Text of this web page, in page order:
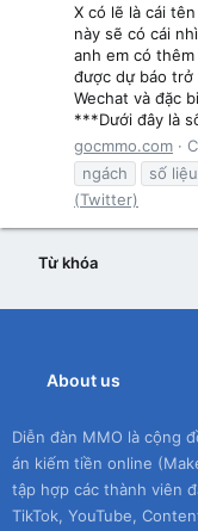
X có lẽ là cái
này sẽ có cái
anh em có thêm
được dự báo
Wechat và đặc
***Dưới đây là
gocmmo.com
ngách
số liệu
(Twitter)
Từ khóa
About us
Diễn đàn MMO là cộng
án kiếm tiền online
tập hợp các thành viên
TikTok, YouTube,